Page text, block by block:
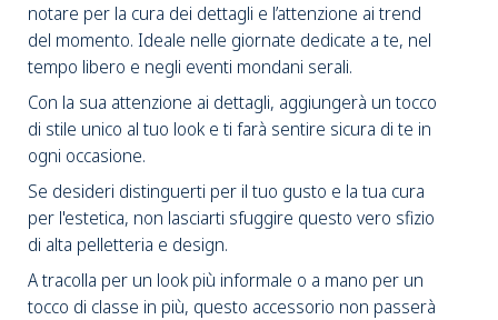
notare per la cura dei dettagli e l’attenzione ai trend
del momento. Ideale nelle giornate dedicate a te, nel
tempo libero e negli eventi mondani serali.
Con la sua attenzione ai dettagli, aggiungerà un tocco
di stile unico al tuo look e ti farà sentire sicura di te in
ogni occasione.
Se desideri distinguerti per il tuo gusto e la tua cura
per l'estetica, non lasciarti sfuggire questo vero sfizio
di alta pelletteria e design.
A tracolla per un look più informale o a mano per un
tocco di classe in più, questo accessorio non passerà